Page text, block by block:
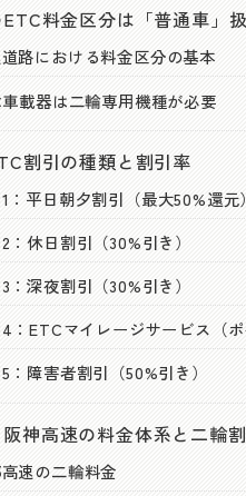
料金区分は「普通車」
路における料金区分の基本
載器は二輪専用機種が必要
割引の種類と割引率
：平日朝夕割引（最大50%還元）
：休日割引（30%引き）
：深夜割引（30%引き）
：ETCマイレージサービス（ポ
：障害者割引（50%引き）
神高速の料金体系と二輪
速の二輪料金